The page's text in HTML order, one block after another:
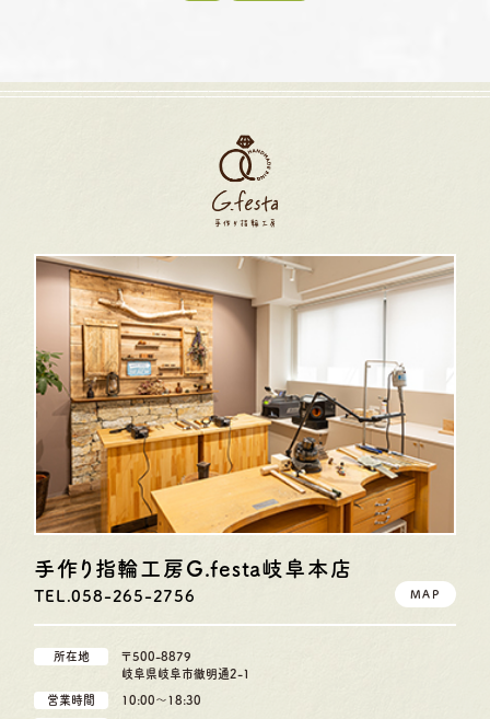
手作り指輪工房G.festa岐阜本店
TEL.058-265-2756 MAP
所在地
〒500-8879
岐阜県岐阜市徹明通2-1
営業時間 10:00〜18:30